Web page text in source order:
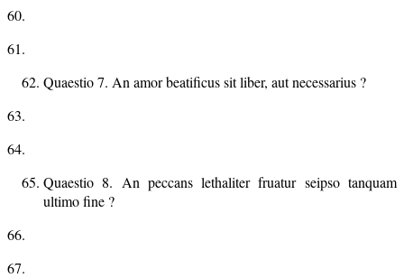
60.
61.
Quaestio 7. An amor beatificus sit liber, aut necessarius ?
63.
64.
Quaestio 8. An peccans lethaliter fruatur seipso tanquam
ultimo fine ?
66.
67.